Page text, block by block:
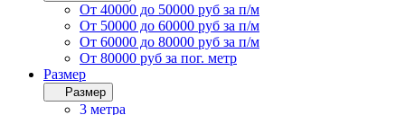
От 40000 до 50000 руб за п/м
От 50000 до 60000 руб за п/м
От 60000 до 80000 руб за п/м
От 80000 руб за пог. метр
Размер
Размер
3 метра